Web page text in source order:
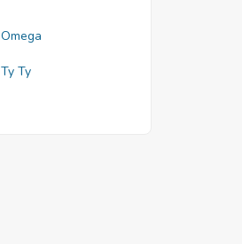
Omega
Ty Ty